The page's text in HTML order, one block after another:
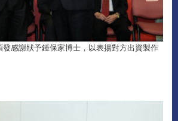
感謝狀予鍾保家博士，以表揚對方出資製作